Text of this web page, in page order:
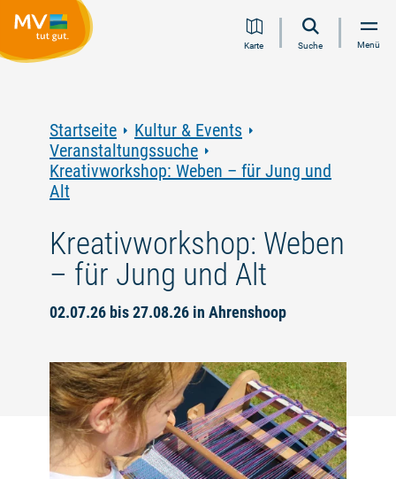
Inhalt
Navigation
Volltextsuche
FooterKarte Suche Menü
Startseite
Kultur & Events
Veranstaltungssuche
Kreativworkshop: Weben – für Jung und
Alt
Kreativworkshop: Weben
– für Jung und Alt
02.07.26 bis 27.08.26 in Ahrenshoop